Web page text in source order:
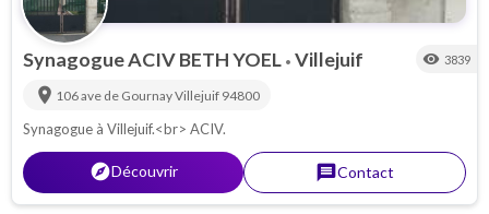
Synagogue ACIV BETH YOEL • Villejuif visibility 3839
location_on 106 ave de GournayVillejuif 94800
Synagogue à Villejuif.<br> ACIV.
explorerDécouvrir messageContact